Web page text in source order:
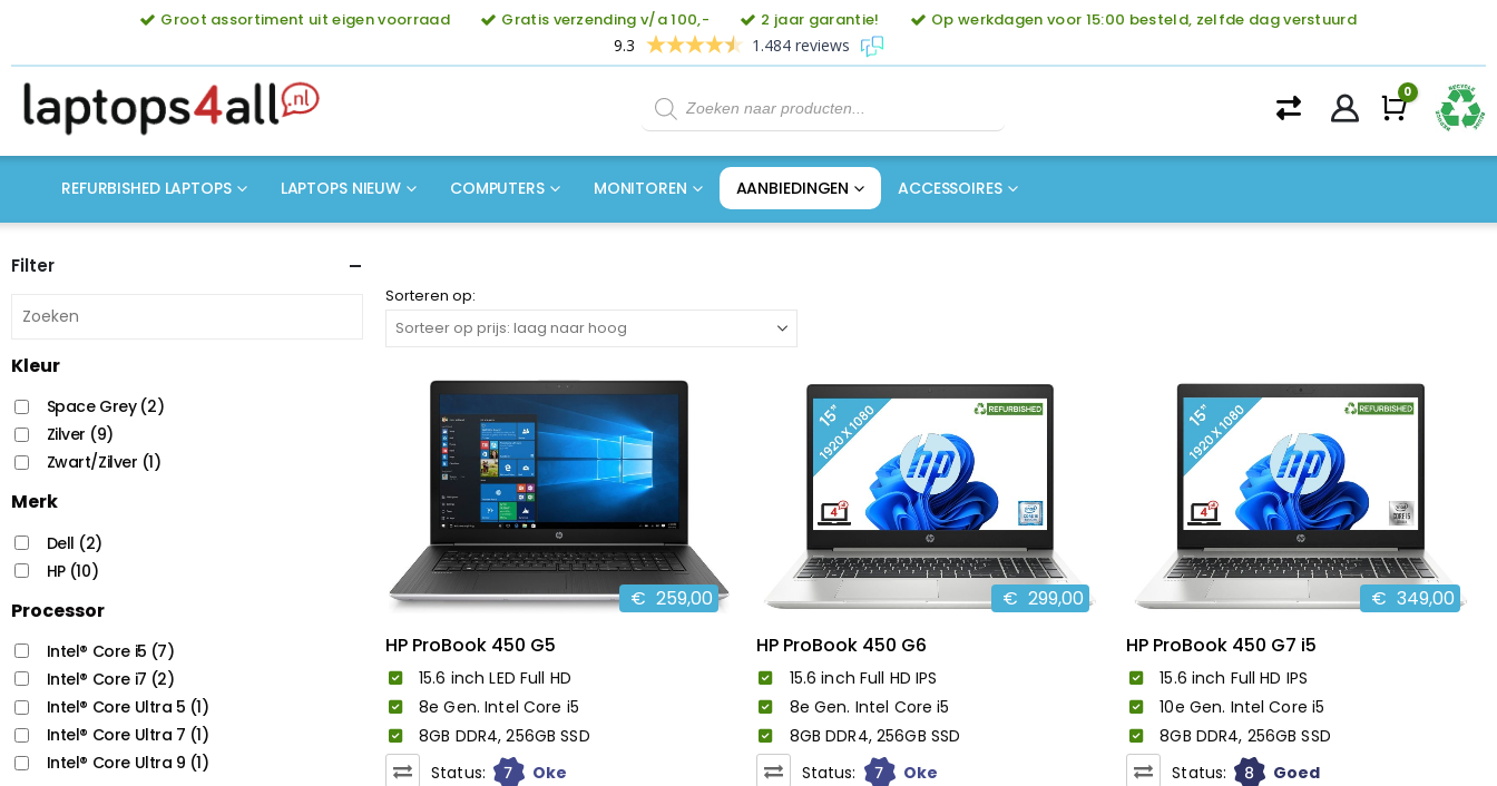
Groot assortiment uit eigen voorraad Gratis verzending v/a 100,- 2 jaar garantie!
Op werkdagen voor 15:00 besteld, zelfde dag verstuurd
9.3
1.484 reviews
Producten
zoeken
0
REFURBISHED LAPTOPS LAPTOPS NIEUW COMPUTERS MONITOREN AANBIEDINGEN ACCESSOIRES
Sorteren op:
€ 259,00
HP ProBook 450 G5
15.6 inch LED Full HD
8e Gen. Intel Core i5
8GB DDR4, 256GB SSD
Status:
7 Oke
€ 299,00
HP ProBook 450 G6
15.6 inch Full HD IPS
8e Gen. Intel Core i5
8GB DDR4, 256GB SSD
Status:
7 Oke
€ 349,00
HP ProBook 450 G7 i5
15.6 inch Full HD IPS
10e Gen. Intel Core i5
8GB DDR4, 256GB SSD
Status:
8 Goed
Filter
Kleur
Space Grey (2)
Zilver (9)
Zwart/Zilver (1)
Merk
Dell (2)
HP (10)
Processor
Intel® Core i5 (7)
Intel® Core i7 (2)
Intel® Core Ultra 5 (1)
Intel® Core Ultra 7 (1)
Intel® Core Ultra 9 (1)